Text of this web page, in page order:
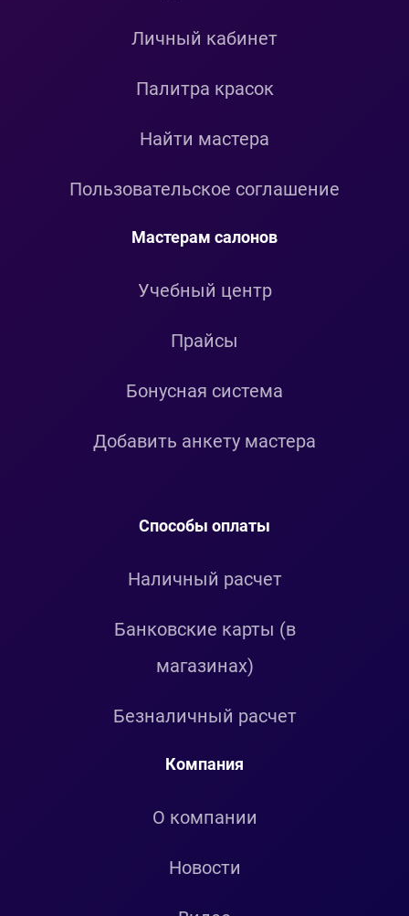
Личный кабинет
Палитра красок
Найти мастера
Пользовательское соглашение
Мастерам салонов
Учебный центр
Прайсы
Бонусная система
Добавить анкету мастера
Способы оплаты
Наличный расчет
Банковские карты (в
магазинах)
Безналичный расчет
Компания
О компании
Новости